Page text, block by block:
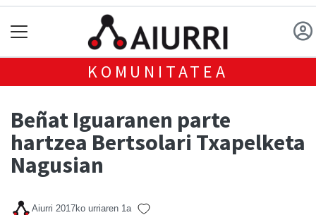
KOMUNITATEA
Beñat Iguaranen parte
hartzea Bertsolari Txapelketa
Nagusian
Aiurri 2017ko urriaren 1a